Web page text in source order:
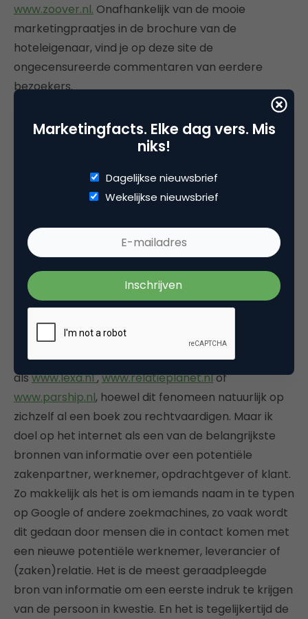
www.zoover.nl. Onafhankelijk van de mooie
marketingpraatjes in de brochure van de
hoteleigenaar, vind je op deze site de
ongecensureerde commentaren van eerdere
bezoekers.
Voor werkzoekenden is de ongefilterde informatie
over werkgevers, zoals te vinden op sites als
zeer interessant en aanvullend op de standaard
functiebeschrijvingen en jaarverslagen.
Het internet levert een transparantie op, die de
gunsten van de (potentiële) klant van veel
bedrijven en organisaties ongekend beïnvloedt.
Ook bij het tot stand komen van persoonlijke en
professionele relaties speelt het internet een
steeds grotere rol. Ik doel hierbij niet op de
honderdduizenden liefdesrelaties die via websites
alswww.lexa.nl,www.relatieplanet.nlof
www.parship.nl, hoewel dit fenomeen natuurlijk op
zichzelf al een boek zou rechtvaardigen. Maar ik
doel op het internet als een van de belangrijkste
bronnen van informatie over een potentiële
zakenpartner, werknemer, opdrachtgever of klant.
Zo makkelijk als het is om iemands naam in te typen
op Google of andere zoekmachines, zo vaak wordt
dit gedaan door mensen die in contact komen met
een nieuwe potentiële werknemer, leverancier of
(zaken)relatie. Het is de meest geraadpleegde
bron van informatie om een eerste indruk te krijgen
van de persoon in kwestie. En het is tegelijkertijd de
Marketingfacts. Elke dag vers. Mis
niks!
Dagelijkse nieuwsbrief
Wekelijkse nieuwsbrief